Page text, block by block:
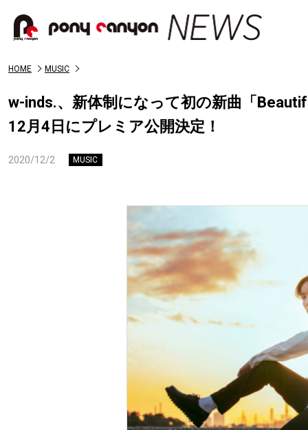
HOME MUSIC
w-inds.、新体制になって初の新曲「
12月4日にプレミア公開決定！
2020/12/2 MUSIC